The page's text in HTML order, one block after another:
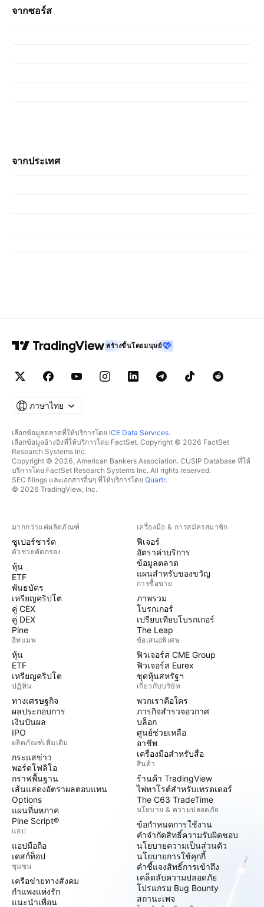
จากซอร์ส
จากประเทศ
สร้างขึ้นโดยมนุษย์
ภาษาไทย
เลือกข้อมูลตลาดที่ให้บริการโดย ICE Data Services.
เลือกข้อมูลอ้างอิงที่ให้บริการโดย FactSet. Copyright © 2026 FactSet
Research Systems Inc.
Copyright © 2026, American Bankers Association. CUSIP Database ที่ให้
บริการโดย FactSet Research Systems Inc. All rights reserved.
SEC filings และเอกสารอื่นๆ ที่ให้บริการโดย Quartr.
© 2026 TradingView, Inc.
มากกว่าแค่ผลิตภัณฑ์
ซูเปอร์ชาร์ต
ตัวช่วยคัดกรอง
หุ้น
ETF
พันธบัตร
เหรียญคริปโต
คู่ CEX
คู่ DEX
Pine
ฮีทแมพ
หุ้น
ETF
เหรียญคริปโต
ปฏิทิน
ทางเศรษฐกิจ
ผลประกอบการ
เงินปันผล
IPO
ผลิตภัณฑ์เพิ่มเติม
กระแสข่าว
พอร์ตโฟลิโอ
กราฟพื้นฐาน
เส้นแสดงอัตราผลตอบแทน
Options
แผนที่มหภาค
Pine Script®
แอป
แอปมือถือ
เดสก์ท็อป
ชุมชน
เครือข่ายทางสังคม
กำแพงแห่งรัก
แนะนำเพื่อน
เครื่องมือ & การสมัครสมาชิก
ฟีเจอร์
อัตราค่าบริการ
ข้อมูลตลาด
แผนสำหรับของขวัญ
การซื้อขาย
ภาพรวม
โบรกเกอร์
เปรียบเทียบโบรกเกอร์
The Leap
ข้อเสนอพิเศษ
ฟิวเจอร์ส CME Group
ฟิวเจอร์ส Eurex
ชุดหุ้นสหรัฐฯ
เกี่ยวกับบริษัท
พวกเราคือใคร
ภารกิจสำรวจอวกาศ
บล็อก
ศูนย์ช่วยเหลือ
อาชีพ
เครื่องมือสำหรับสื่อ
สินค้า
ร้านค้า TradingView
ไพ่ทาโรต์สำหรับเทรดเดอร์
The C63 TradeTime
นโยบาย & ความปลอดภัย
ข้อกำหนดการใช้งาน
คำจำกัดสิทธิ์ความรับผิดชอบ
นโยบายความเป็นส่วนตัว
นโยบายการใช้คุกกี้
คำชี้แจงสิทธิ์การเข้าถึง
เคล็ดลับความปลอดภัย
โปรแกรม Bug Bounty
สถานะเพจ